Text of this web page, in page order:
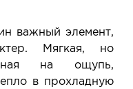
важный элемент,
Мягкая, но
на ощупь,
в прохладную